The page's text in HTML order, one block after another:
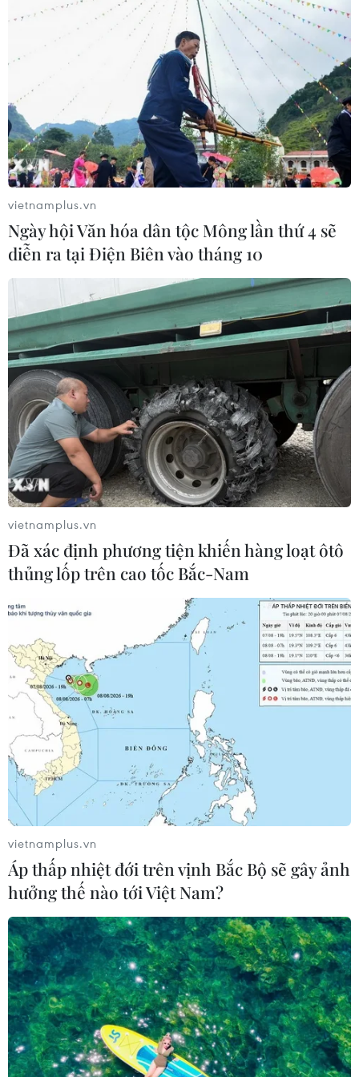
TIN CÙNG CHUYÊN MỤC
Bế mạc Hội thi lực lượng tham gia
bảo vệ an ninh, trật tự ở cơ sở giỏi
vietnamplus.vn
Ngày hội Văn hóa dân tộc Mông lần thứ 4 sẽ
diễn ra tại Điện Biên vào tháng 10
vietnamplus.vn
Đã xác định phương tiện khiến hàng loạt ôtô
thủng lốp trên cao tốc Bắc-Nam
vietnamplus.vn
Áp thấp nhiệt đới trên vịnh Bắc Bộ sẽ gây ảnh
hưởng thế nào tới Việt Nam?